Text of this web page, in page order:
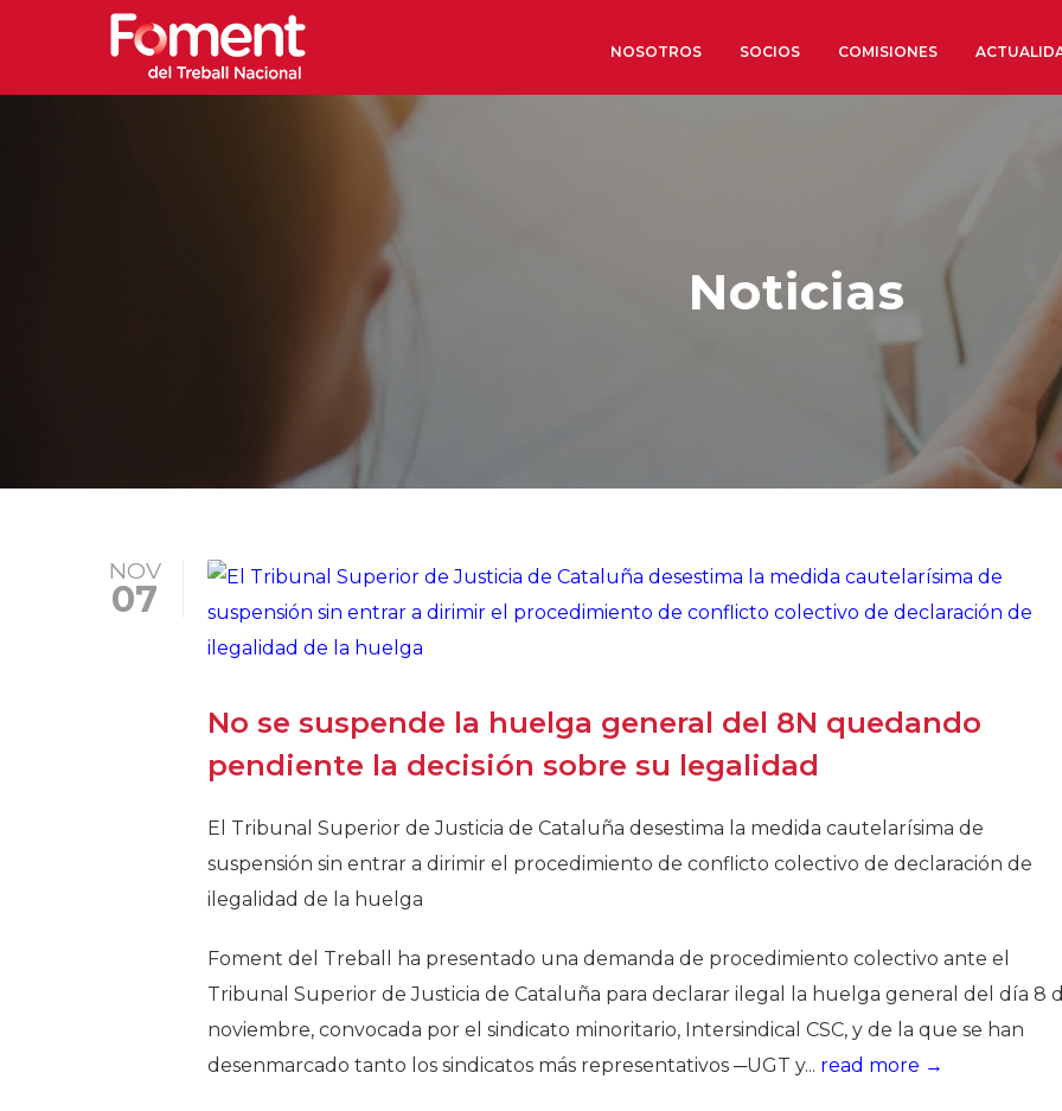
NOSOTROS
Órganos Consultivos
Estructura Ejecutiva
Institut d’Estudis Estratègics
Organizaciones sectoriales
Sociedad Barcelonesa de
Económicos y Sociales
Organizaciones territoriales
Historia
Galería de Presidentes
SOCIOS COMISIONES
Noticias
NOV
07
No se suspende la huelga general del 8N quedando
pendiente la decisión sobre su legalidad
El Tribunal Superior de Justicia de Cataluña desestima la medida cautelarísima de
suspensión sin entrar a dirimir el procedimiento de conflicto colectivo de declaración de
ilegalidad de la huelga
Foment del Treball ha presentado una demanda de procedimiento colectivo ante el
Tribunal Superior de Justicia de Cataluña para declarar ilegal la huelga general del día 8
noviembre, convocada por el sindicato minoritario, Intersindical CSC, y de la que se han
desenmarcado tanto los sindicatos más representativos ─UGT y... read more →